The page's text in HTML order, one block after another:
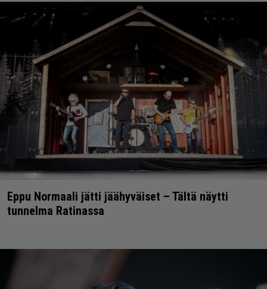
Eppu Normaali jätti jäähyväiset – Tältä näytti
tunnelma Ratinassa